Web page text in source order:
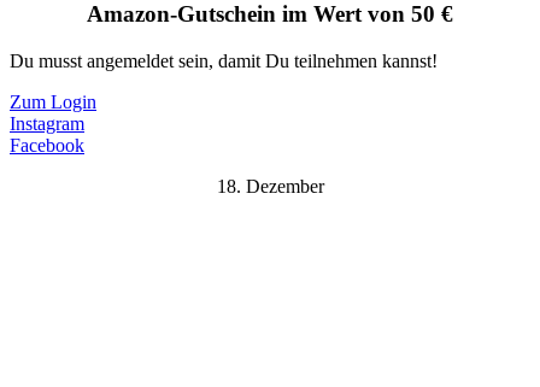
Amazon-Gutschein im Wert von 50 €
Du musst angemeldet sein, damit Du teilnehmen kannst!
Zum Login
Instagram
Facebook
18. Dezember